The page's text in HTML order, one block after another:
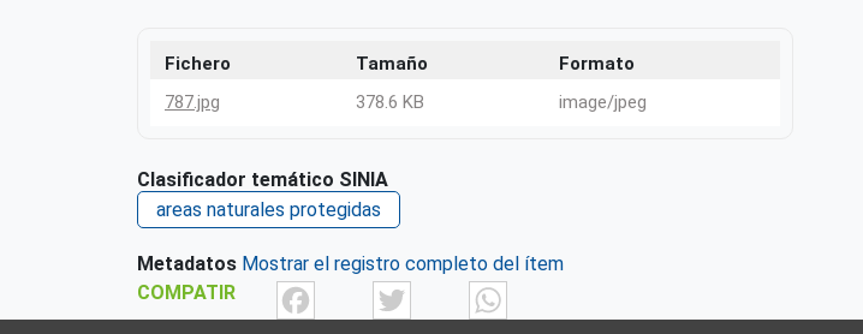
Fichero Tamaño
Formato
787.jpg
378.6 KB image/jpeg
Clasificador temático SINIA
areas naturales protegidas
Metadatos Mostrar el registro completo del ítem
COMPATIR
FacebookTwitter